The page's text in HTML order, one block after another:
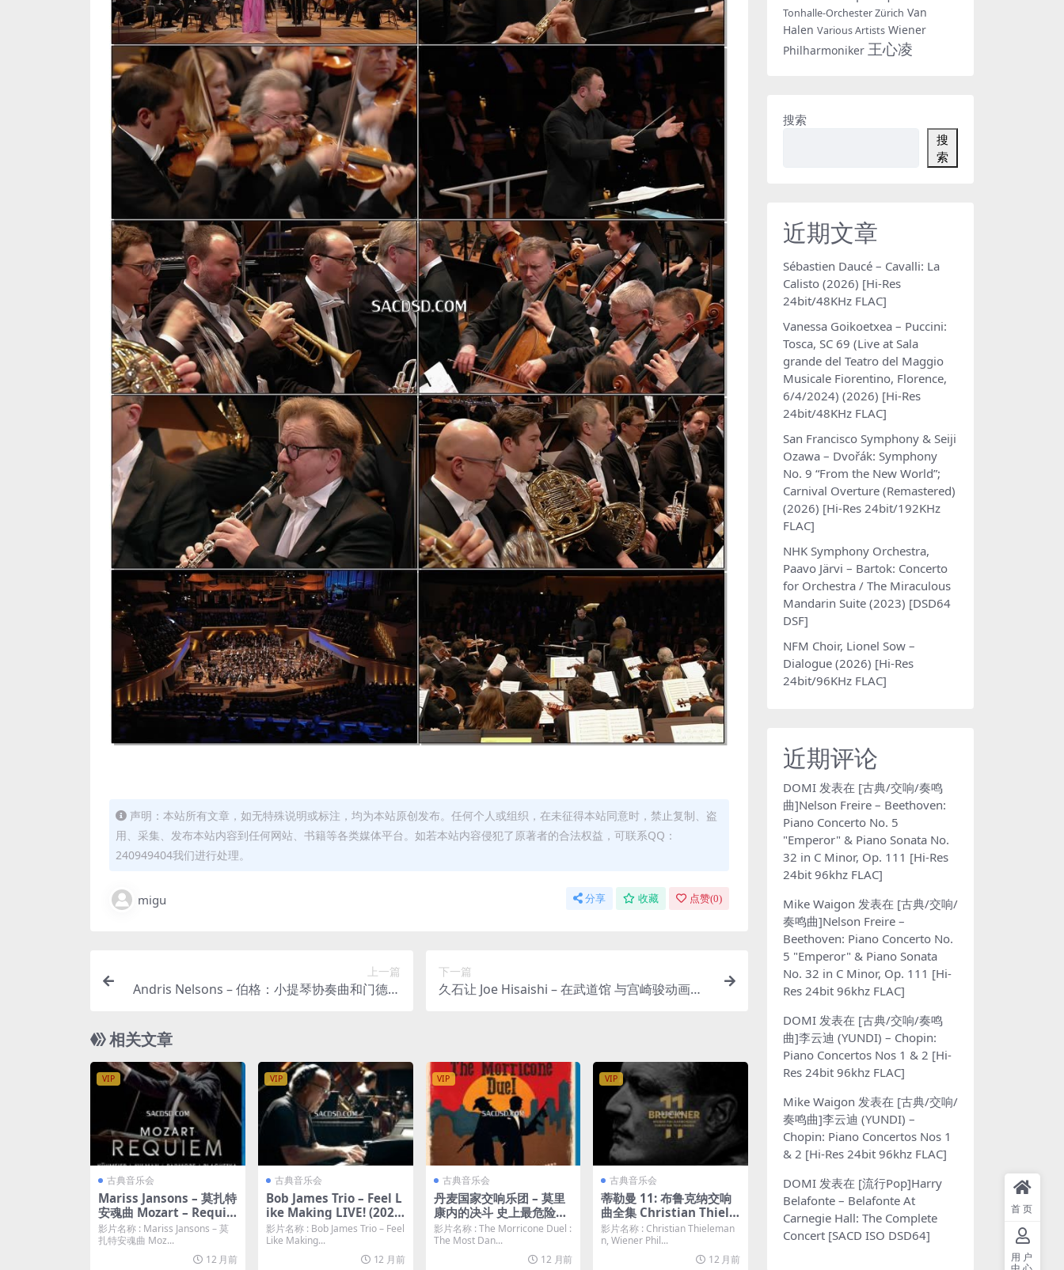
声明：本站所有文章，如无特殊说明或标注，均为本站原创发布。任何个人或组织，在未征得本站同意时，禁止复制、盗
用、采集、发布本站内容到任何网站、书籍等各类媒体平台。如若本站内容侵犯了原著者的合法权益，可联系QQ：
240949404我们进行处理。
migu 分享 收藏 点赞(0)
上一篇
Andris Nelsons – 伯格：小提琴协奏曲和门德尔
下一篇
久石让 Joe Hisaishi – 在武道馆 与宫崎骏动画一
相关文章
VIP
古典音乐会
Mariss Jansons – 莫扎特
安魂曲 Mozart – Requie
m Symphonieorcheste
r (2017) 蓝光原盘 [BDMV
影片名称 : Mariss Jansons – 莫
扎特安魂曲 Moz...
12 月前
VIP
古典音乐会
Bob James Trio – Feel L
ike Making LIVE! (202
2) 蓝光原盘2160P [BDM
V 82.2G]
影片名称 : Bob James Trio – Feel
Like Making...
12 月前
VIP
古典音乐会
丹麦国家交响乐团 – 莫里
康内的决斗 史上最危险音
乐会 (2018) 蓝光原盘 [BD
MV 19.1G]
影片名称 : The Morricone Duel :
The Most Dan...
12 月前
VIP
古典音乐会
蒂勒曼 11: 布鲁克纳交响
曲全集 Christian Thiele
mann, Wiener Philhar
moniker – Bruckner 11
: The Complete Symph
影片名称 : Christian Thieleman
n, Wiener Phil...
12 月前
Tonhalle-Orchester Zürich Van
Halen Various Artists Wiener
Philharmoniker 王心凌
搜索
搜
索
近期文章
Sébastien Daucé – Cavalli: La
Calisto (2026) [Hi-Res
24bit/48KHz FLAC]
Vanessa Goikoetxea – Puccini:
Tosca, SC 69 (Live at Sala
grande del Teatro del Maggio
Musicale Fiorentino, Florence,
6/4/2024) (2026) [Hi-Res
24bit/48KHz FLAC]
San Francisco Symphony & Seiji
Ozawa – Dvořák: Symphony
No. 9 “From the New World”;
Carnival Overture (Remastered)
(2026) [Hi-Res 24bit/192KHz
FLAC]
NHK Symphony Orchestra,
Paavo Järvi – Bartok: Concerto
for Orchestra / The Miraculous
Mandarin Suite (2023) [DSD64
DSF]
NFM Choir, Lionel Sow –
Dialogue (2026) [Hi-Res
24bit/96KHz FLAC]
近期评论
DOMI 发表在 [古典/交响/奏鸣
曲]Nelson Freire – Beethoven:
Piano Concerto No. 5
"Emperor" & Piano Sonata No.
32 in C Minor, Op. 111 [Hi-Res
24bit 96khz FLAC]
Mike Waigon 发表在 [古典/交响/
奏鸣曲]Nelson Freire –
Beethoven: Piano Concerto No.
5 "Emperor" & Piano Sonata
No. 32 in C Minor, Op. 111 [Hi-
Res 24bit 96khz FLAC]
DOMI 发表在 [古典/交响/奏鸣
曲]李云迪 (YUNDI) – Chopin:
Piano Concertos Nos 1 & 2 [Hi-
Res 24bit 96khz FLAC]
Mike Waigon 发表在 [古典/交响/
奏鸣曲]李云迪 (YUNDI) –
Chopin: Piano Concertos Nos 1
& 2 [Hi-Res 24bit 96khz FLAC]
DOMI 发表在 [流行Pop]Harry
Belafonte – Belafonte At
Carnegie Hall: The Complete
Concert [SACD ISO DSD64]
首页
用户